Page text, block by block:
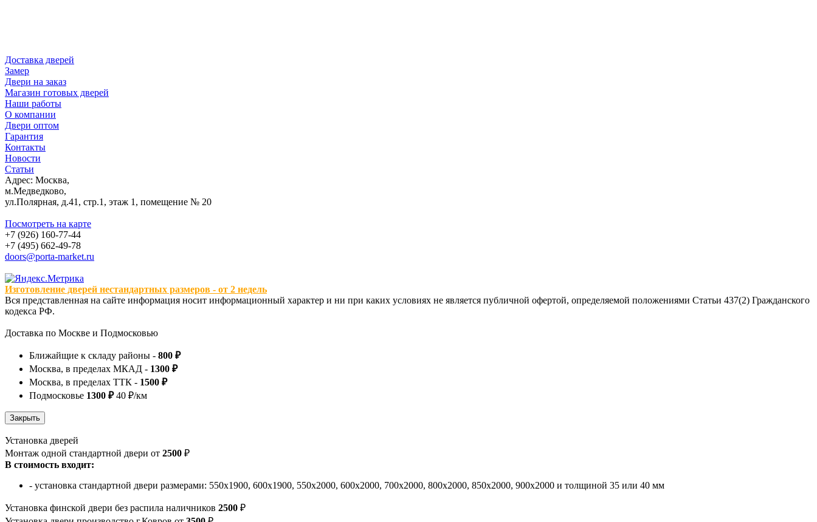
Доставка дверей
Замер
Двери на заказ
Магазин готовых дверей
Наши работы
О компании
Двери оптом
Гарантия
Контакты
Новости
Статьи
Адрес: Москва,
м.Медведково,
ул.Полярная, д.41, стр.1, этаж 1, помещение № 20
Посмотреть на карте
+7 (926) 160-77-44
+7 (495) 662-49-78
doors@porta-market.ru
Изготовление дверей нестандартных размеров - от 2 недель
Вся представленная на сайте информация носит информационный характер и ни при каких условиях не является публичной офертой, определяемой положениями Статьи 437(2) Гражданского
кодекса РФ.
Доставка по Москве и Подмосковью
Ближайщие к складу районы - 800 ₽
Москва, в пределах МКАД - 1300 ₽
Москва, в пределах ТТК - 1500 ₽
Подмосковье 1300 ₽40 ₽/км
Установка дверей
Монтаж одной стандартной двери от 2500 ₽
В стоимость входит:
- установка стандартной двери размерами: 550х1900, 600х1900, 550х2000, 600х2000, 700х2000, 800х2000, 850х2000, 900х2000 и толщиной 35 или 40 мм
Установка финской двери без распила наличников 2500 ₽